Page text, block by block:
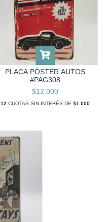
PLACA PÓSTER AUTOS
#PAG308
$12.000
12 CUOTAS SIN INTERÉS DE $1.000